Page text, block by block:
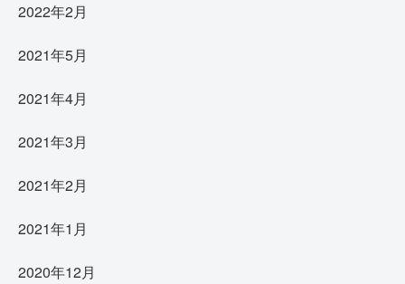
2022年2月
2021年5月
2021年4月
2021年3月
2021年2月
2021年1月
2020年12月